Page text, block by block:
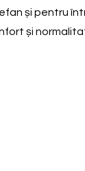
și pentru
și